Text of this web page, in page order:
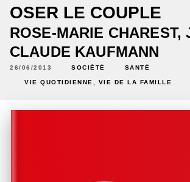
OSER LE COUPLE
ROSE-MARIE CHAREST,
CLAUDE KAUFMANN
26/06/2013 SOCIÉTÉ SANTÉ
VIE QUOTIDIENNE, VIE DE LA FAMILLE